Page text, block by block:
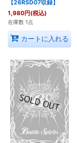
【26RSD07収録】
1,980円(税込)
在庫数 1点
カートに入れる